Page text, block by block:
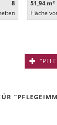
8
51,94 m²
Fläche